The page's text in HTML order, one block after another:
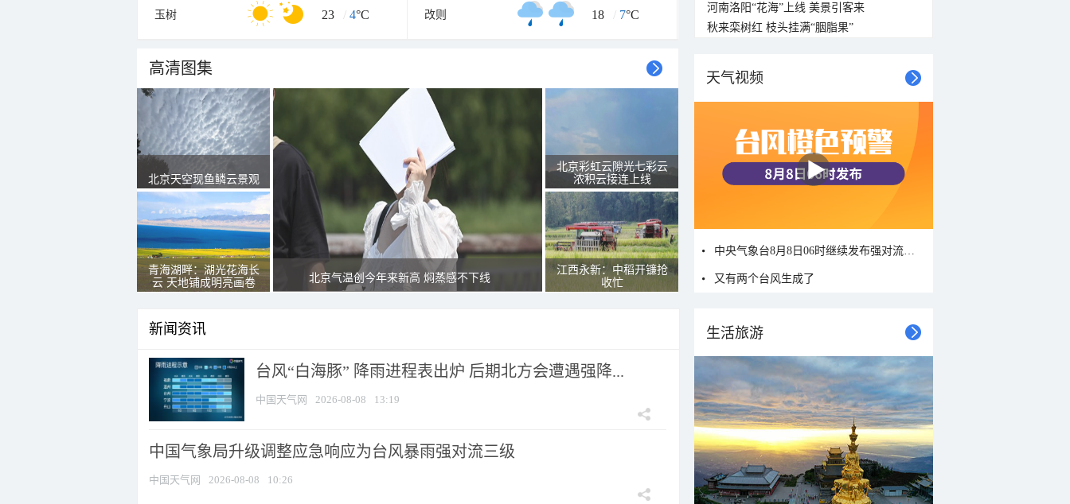
玉树 23 / 4°C 改则 18 / 7°C
高清图集
北京天空现鱼鳞云景观
青海湖畔：湖光花海长
云 天地铺成明亮画卷
北京气温创今年来新高 焖蒸感不下线
北京彩虹云隙光七彩云
浓积云接连上线
江西永新：中稻开镰抢
收忙
新闻资讯
台风“白海豚” 降雨进程表出炉 后期北方会遭遇强降...
中国天气网 2026-08-08 13:19
中国气象局升级调整应急响应为台风暴雨强对流三级
中国天气网 2026-08-08 10:26
河南洛阳“花海”上线 美景引客来
秋来栾树红 枝头挂满“胭脂果”
天气视频
又有两个台风生成了
生活旅游